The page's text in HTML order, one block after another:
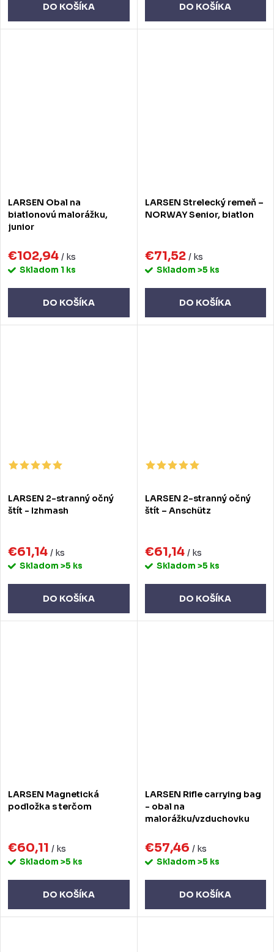
DO KOŠÍKA DO KOŠÍKA
LARSEN Obal na
biatlonovú malorážku,
junior
€102,94 / ks
Skladom 1 ks
DO KOŠÍKA
LARSEN Strelecký remeň –
NORWAY Senior, biatlon
€71,52 / ks
Skladom >5 ks
DO KOŠÍKA
LARSEN 2-stranný očný
štít - Izhmash
€61,14 / ks
Skladom >5 ks
DO KOŠÍKA
LARSEN 2-stranný očný
štít – Anschütz
€61,14 / ks
Skladom >5 ks
DO KOŠÍKA
LARSEN Magnetická
podložka s terčom
€60,11 / ks
Skladom >5 ks
DO KOŠÍKA
LARSEN Rifle carrying bag
- obal na
malorážku/vzduchovku
€57,46 / ks
Skladom >5 ks
DO KOŠÍKA